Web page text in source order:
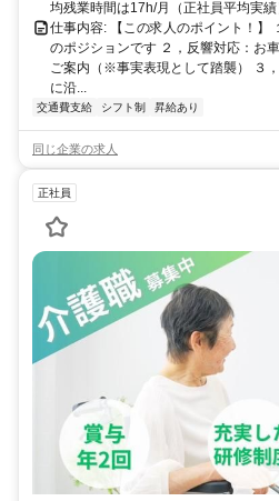
均残業時間は17h/月（正社員平均実績
仕事内容: 【この求人のポイント！】
のポジションです ２，反響対応：お
ご案内（※事実表現として踏襲） ３
に沿...
交通費支給 シフト制 昇給あり
同じ企業の求人
正社員